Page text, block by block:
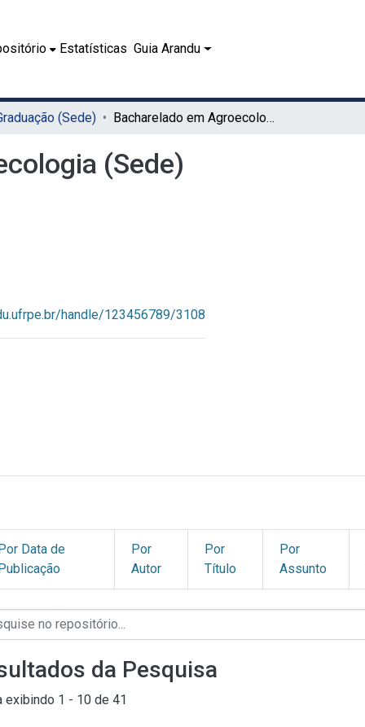
Estatísticas Guia Arandu
(Sede) Bacharelado em Agroecologia (Sede)
(Sede)
handle/123456789/3108
Data de
Por
Autor
Por
Título
Por
Assunto
da Pesquisa
exibindo 1 - 10 de 41